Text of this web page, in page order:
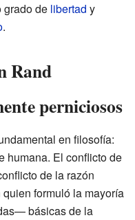
grado de libertad y
.
Rand
perniciosos
en filosofía:
humana. El conflicto de
de la razón
quien formuló la mayoría
básicas de la